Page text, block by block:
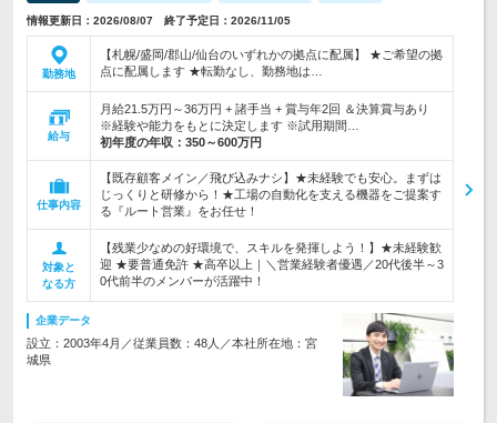
情報更新日：2026/08/07 終了予定日：2026/11/05
勤務地
【札幌/盛岡/郡山/仙台のいずれかの拠点に配属】 ★ご希望の拠
点に配属します ★転勤なし、勤務地は…
給与
月給21.5万円～36万円 + 諸手当 + 賞与年2回 ＆決算賞与あり
※経験や能力をもとに決定します ※試用期間…
初年度の年収： 350～600万円
仕事内容
【既存顧客メイン／飛び込みナシ】★未経験でも安心。まずは
じっくりと研修から！★工場の自動化を支える機器をご提案す
る『ルート営業』をお任せ！
対象と
なる方
【残業少なめの好環境で、スキルを発揮しよう！】★未経験歓
迎 ★要普通免許 ★高卒以上｜＼営業経験者優遇／20代後半～3
0代前半のメンバーが活躍中！
企業データ
設立：2003年4月／従業員数：48人／本社所在地：宮
城県